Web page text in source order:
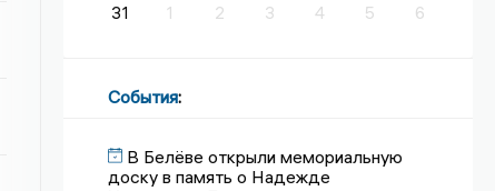
31
1 2 3 4 5 6
События:
В Белёве открыли мемориальную
доску в память о Надежде